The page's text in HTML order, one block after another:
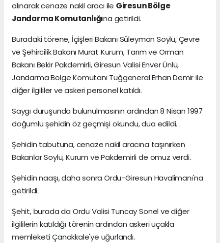
alınarak cenaze nakil aracı ile Giresun Bölge
Jandarma Komutanlığına getirildi.
Buradaki törene, İçişleri Bakanı Süleyman Soylu, Çevre
ve Şehircilik Bakanı Murat Kurum, Tarım ve Orman
Bakanı Bekir Pakdemirli, Giresun Valisi Enver Ünlü,
Jandarma Bölge Komutanı Tuğgeneral Erhan Demir ile
diğer ilgililer ve askeri personel katıldı.
Saygı duruşunda bulunulmasının ardından 8 Nisan 1997
doğumlu şehidin öz geçmişi okundu, dua edildi.
Şehidin tabutuna, cenaze nakil aracına taşınırken
Bakanlar Soylu, Kurum ve Pakdemirli de omuz verdi.
Şehidin naaşı, daha sonra Ordu-Giresun Havalimanı'na
getirildi.
Şehit, burada da Ordu Valisi Tuncay Sonel ve diğer
ilgililerin katıldığı törenin ardından askeri uçakla
memleketi Çanakkale'ye uğurlandı.